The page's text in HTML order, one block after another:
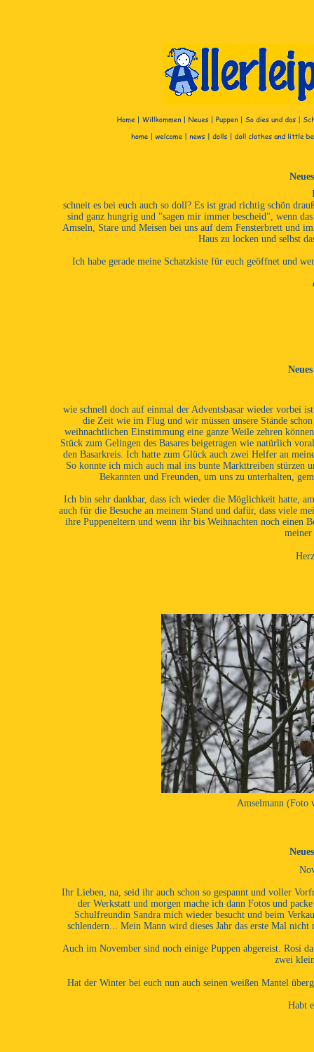
schneit es bei euch auch so doll? Es ist grad richtig schön
sind ganz hungrig und "sagen mir immer bescheid", wenn
Amseln, Stare und Meisen bei uns auf dem Fensterbrett und
Haus zu locken und selbst
Ich habe gerade meine Schatzkiste für euch geöffnet und
wie schnell doch auf einmal der Adventsbasar wieder vorbei
die Zeit wie im Flug und wir müssen unsere Stände
weihnachtlichen Einstimmung eine ganze Weile zehren
Stück zum Gelingen des Basares beigetragen wie natürlich
den Basarkreis. Ich hatte zum Glück auch zwei Helfer an
So konnte ich mich auch mal ins bunte Markttreiben stürzen
Bekannten und Freunden, um uns zu unterhalten,
Ich bin sehr dankbar, dass ich wieder die Möglichkeit hatte,
auch für die Besuche an meinem Stand und dafür, dass viele
ihre Puppeneltern und wenn ihr bis Weihnachten noch einen
meiner
Amselmann (Foto
Ihr Lieben, na, seid ihr auch schon so gespannt und voller
der Werkstatt und morgen mache ich dann Fotos und
Schulfreundin Sandra mich wieder besucht und beim
schlendern... Mein Mann wird dieses Jahr das erste Mal
Auch im November sind noch einige Puppen abgereist. Rosi
zwei
Hat der Winter bei euch nun auch seinen weißen Mantel
Habt